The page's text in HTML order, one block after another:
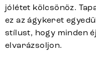
jólétet kölcsönöz.
ez az ágykeret
stílust, hogy minden
elvarázsoljon.